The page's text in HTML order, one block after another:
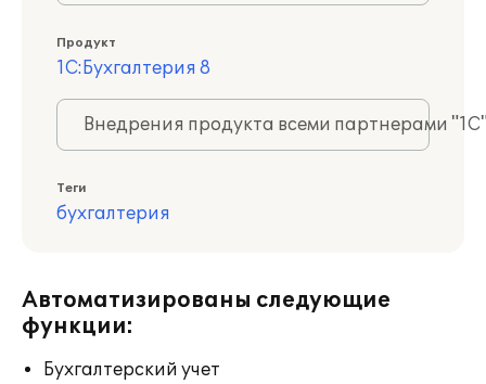
Продукт
1С:Бухгалтерия 8
Внедрения продукта всеми партнерами
Теги
бухгалтерия
Автоматизированы следующие
функции:
Бухгалтерский учет